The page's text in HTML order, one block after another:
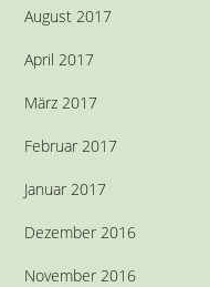
August 2017
April 2017
März 2017
Februar 2017
Januar 2017
Dezember 2016
November 2016